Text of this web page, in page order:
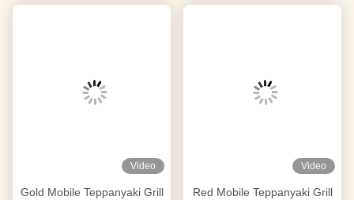
Video
Gold Mobile Teppanyaki Grill
Video
Red Mobile Teppanyaki Grill